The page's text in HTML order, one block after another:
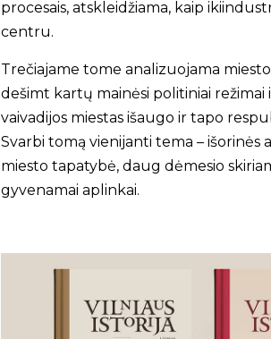
procesais, atskleidžiama, kaip
centru.
Trečiajame tome analizuojama
de­šimt kartų mainėsi politiniai režimai
vaiva­dijos miestas išaugo ir tapo
Svarbi tomą vienijanti tema –
miesto tapatybė, daug dėmesio
gyvenamai aplinkai.